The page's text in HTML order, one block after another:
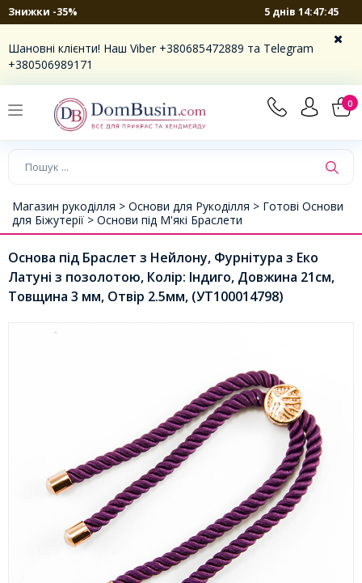
Знижки -35% 5 днів 14:47:45
Шановні клієнти! Наш Viber +380685472889 та Telegram
+380506989171
0
Магазин рукоділля > Основи для Рукоділля > Готові Основи
для Біжутерії > Основи під М'які Браслети
Основа під Браслет з Нейлону, Фурнітура з Еко
Латуні з позолотою, Колір: Індиго, Довжина 21см,
Товщина 3 мм, Отвір 2.5мм, (УТ100014798)